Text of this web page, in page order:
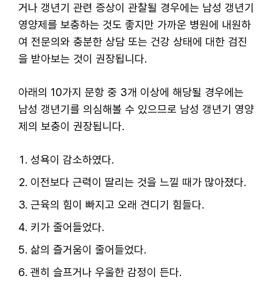
거나 갱년기 관련 증상이 관찰될 경우에는 남성 갱년기
영양제를 보충하는 것도 좋지만 가까운 병원에 내원하
여 전문의와 충분한 상담 또는 건강 상태에 대한 검진
을 받아보는 것이 권장됩니다.
아래의 10가지 문항 중 3개 이상에 해당될 경우에는
남성 갱년기를 의심해볼 수 있으므로 남성 갱년기 영양
제의 보충이 권장됩니다.
성욕이 감소하였다.
이전보다 근력이 딸리는 것을 느낄 때가 많아졌다.
근육의 힘이 빠지고 오래 견디기 힘들다.
키가 줄어들었다.
삶의 즐거움이 줄어들었다.
괜히 슬프거나 우울한 감정이 든다.